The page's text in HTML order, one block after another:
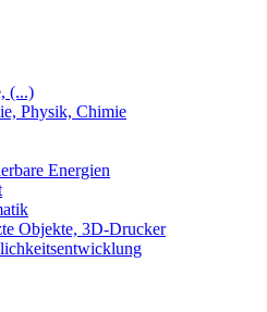
(...)
Physik, Chimie
Energien
Objekte, 3D-Drucker